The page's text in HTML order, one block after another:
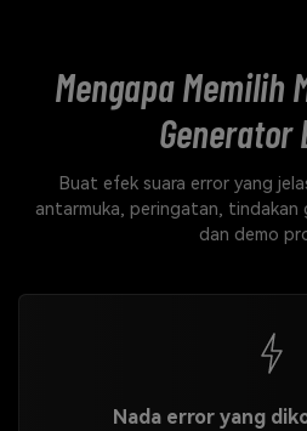
Mengapa Memilih
Generator
Buat efek suara error yang
antarmuka, peringatan, tindakan
dan demo
Nada error yang